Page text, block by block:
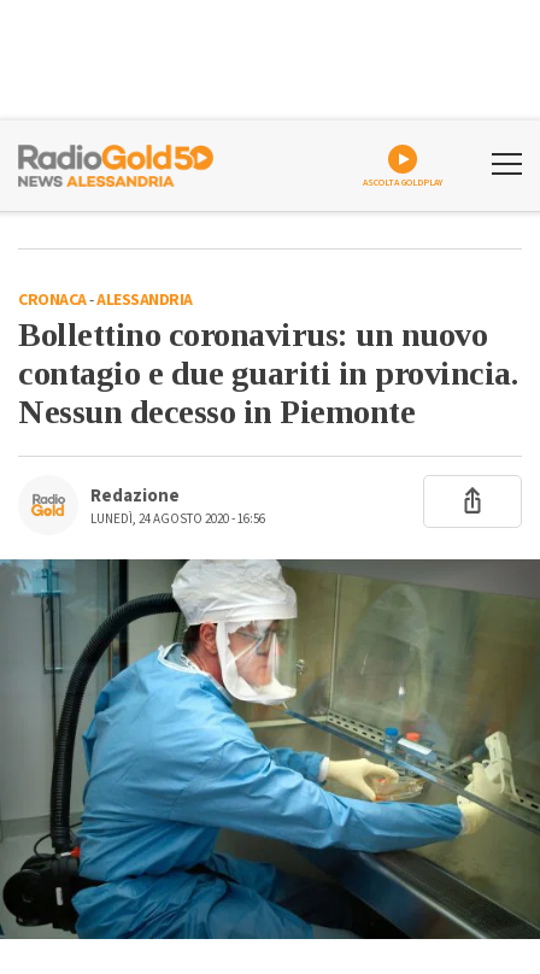
ASCOLTA GOLDPLAY
CRONACA-ALESSANDRIA
Bollettino coronavirus: un nuovo
contagio e due guariti in provincia.
Nessun decesso in Piemonte
Redazione
LUNEDÌ, 24 AGOSTO 2020 - 16:56